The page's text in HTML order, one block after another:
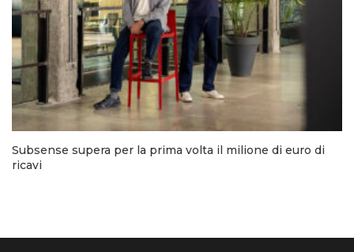
Subsense supera per la prima volta il milione di euro di
ricavi